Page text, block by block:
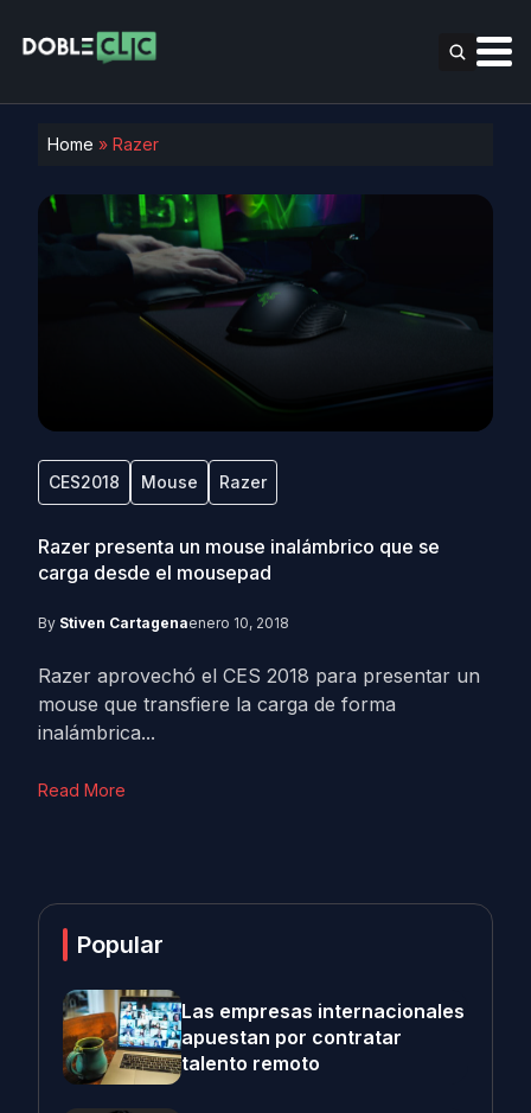
Home » Razer
CES2018 Mouse Razer
Razer presenta un mouse inalámbrico que se
carga desde el mousepad
By Stiven Cartagenaenero 10, 2018
Razer aprovechó el CES 2018 para presentar un
mouse que transfiere la carga de forma
inalámbrica...
Read More
Popular
Las empresas internacionales
apuestan por contratar
talento remoto